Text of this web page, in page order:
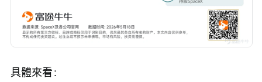
具體來看：